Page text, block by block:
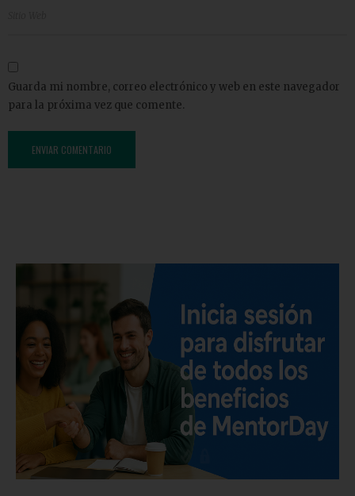
Guarda mi nombre, correo electrónico y web en este navegador
para la próxima vez que comente.